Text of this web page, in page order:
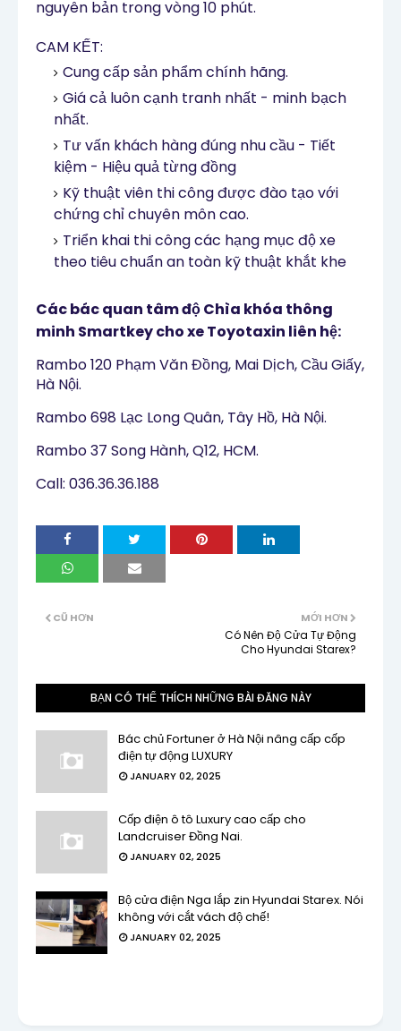
nguyên bản trong vòng 10 phút.
CAM KẾT:
Cung cấp sản phẩm chính hãng.
Giá cả luôn cạnh tranh nhất - minh bạch
nhất.
Tư vấn khách hàng đúng nhu cầu - Tiết
kiệm - Hiệu quả từng đồng
Kỹ thuật viên thi công được đào tạo với
chứng chỉ chuyên môn cao.
Triển khai thi công các hạng mục độ xe
theo tiêu chuẩn an toàn kỹ thuật khắt khe
Các bác quan tâm độ Chìa khóa thông
minh Smartkey cho xe Toyotaxin liên hệ:
Rambo 120 Phạm Văn Đồng, Mai Dịch, Cầu Giấy,
Hà Nội.
Rambo 698 Lạc Long Quân, Tây Hồ, Hà Nội.
Rambo 37 Song Hành, Q12, HCM.
Call: 036.36.36.188
MỚI HƠN
Có Nên Độ Cửa Tự Động
Cho Hyundai Starex?
CŨ HƠN
BẠN CÓ THỂ THÍCH NHỮNG BÀI ĐĂNG NÀY
Bác chủ Fortuner ở Hà Nội nâng cấp cốp
điện tự động LUXURY
JANUARY 02, 2025
Cốp điện ô tô Luxury cao cấp cho
Landcruiser Đồng Nai.
JANUARY 02, 2025
Bộ cửa điện Nga lắp zin Hyundai Starex. Nói
không với cắt vách độ chế!
JANUARY 02, 2025